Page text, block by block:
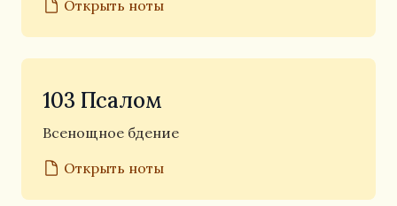
Открыть ноты
103 Псалом
Всенощное бдение
Открыть ноты